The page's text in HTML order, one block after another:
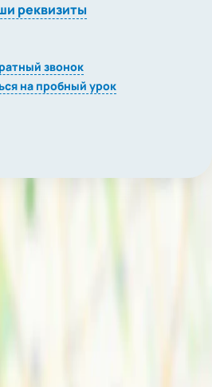
реквизиты
звонок
на пробный урок